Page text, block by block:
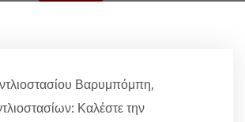
Βαρυμπόμπη,
Καλέστε την